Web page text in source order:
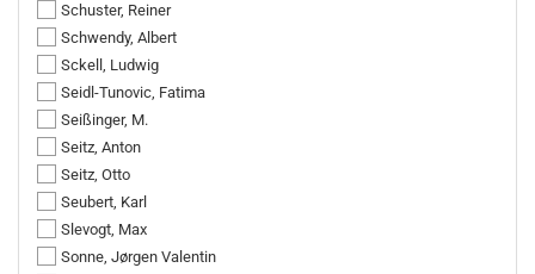
Schuster, Reiner
Schwendy, Albert
Sckell, Ludwig
Seidl-Tunovic, Fatima
Seißinger, M.
Seitz, Anton
Seitz, Otto
Seubert, Karl
Slevogt, Max
Sonne, Jørgen Valentin